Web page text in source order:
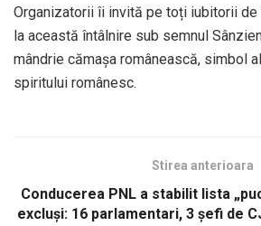
Organizatorii îi invită pe toți iubitorii
la această întâlnire sub semnul
mândrie cămașa românească, simbol
spiritului românesc.
Stirea anterioara
Conducerea PNL a stabilit lista
excluși: 16 parlamentari, 3 șefi de